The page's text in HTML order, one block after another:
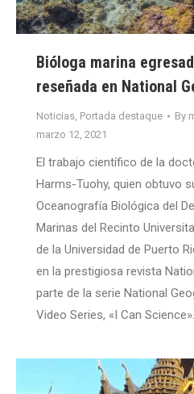
Bióloga marina
reseñada en National
Noticias, Portada destaque By
marzo 12, 2021
El trabajo científico de la
Harms-Tuohy, quien obtuvo
Oceanografía Biológica del
Marinas del Recinto
de la Universidad de Puerto
en la prestigiosa revista
parte de la serie National
Video Series, «I Can Science».